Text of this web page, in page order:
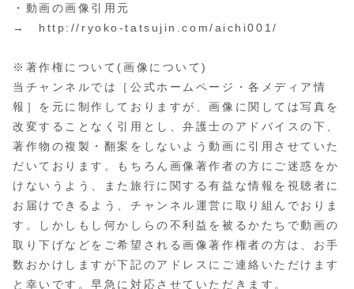
・動画の画像引用元
→ http://ryoko-tatsujin.com/aichi001/
※著作権について(画像について)
当チャンネルでは［公式ホームページ・各メディア情
報］を元に制作しておりますが、画像に関しては写真を
改変することなく引用とし、弁護士のアドバイスの下、
著作物の複製・翻案をしないよう動画に引用させていた
だいております。もちろん画像著作者の方にご迷惑をか
けないうよう、また旅行に関する有益な情報を視聴者に
お届けできるよう、チャンネル運営に取り組んでおりま
す。しかしもし何かしらの不利益を被るかたちで動画の
取り下げなどをご希望される画像著作権者の方は、お手
数おかけしますが下記のアドレスにご連絡いただけます
と幸いです。早急に対応させていただきます。